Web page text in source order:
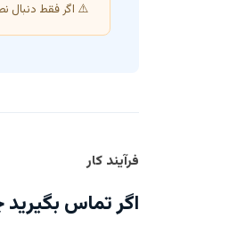
⚠️ اگر فقط دنبال
فرآیند کار
اگر تماس بگیرید